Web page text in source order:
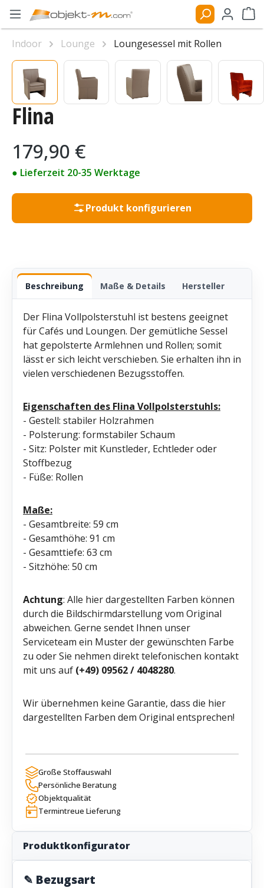
Zum Hauptinhalt springen
Flina
Regulärer Preis:
179,90 €
● Lieferzeit 20-35 Werktage
Produkt konfigurieren
Beschreibung Maße & Details Hersteller
Der Flina Vollpolsterstuhl ist bestens geeignet
für Cafés und Loungen. Der gemütliche Sessel
hat gepolsterte Armlehnen und Rollen; somit
lässt er sich leicht verschieben. Sie erhalten ihn in
vielen verschiedenen Bezugsstoffen.
Eigenschaften des Flina Vollpolsterstuhls:
- Gestell: stabiler Holzrahmen
- Polsterung: formstabiler Schaum
- Sitz: Polster mit Kunstleder, Echtleder oder
Stoffbezug
- Füße: Rollen
Maße:
- Gesamtbreite: 59 cm
- Gesamthöhe: 91 cm
- Gesamttiefe: 63 cm
- Sitzhöhe: 50 cm
Achtung: Alle hier dargestellten Farben können
durch die Bildschirmdarstellung vom Original
abweichen. Gerne sendet Ihnen unser
Serviceteam ein Muster der gewünschten Farbe
zu oder Sie nehmen direkt telefonischen kontakt
mit uns auf (+49) 09562 / 4048280.
Wir übernehmen keine Garantie, dass die hier
dargestellten Farben dem Original entsprechen!
Große Stoffauswahl
Persönliche Beratung
Objektqualität
Termintreue Lieferung
Produktkonfigurator
✎ Bezugsart
Indoor Lounge
Loungesessel mit Rollen
Bildergalerie überspringen